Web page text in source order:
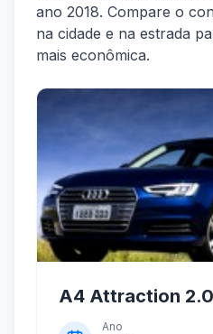
ano 2018. Compare o
na cidade e na estrada
mais econômica.
A4 Attraction 2.0
Ano